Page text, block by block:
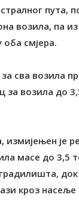
пута,
возила, па
оба смјера.
за сва возила
возила до
је
масе до 3,5
кроз